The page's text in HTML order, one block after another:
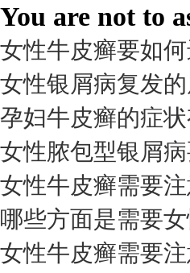
我要咨询我要预约
擅长： 杨成平 互联网门诊主任【医生简介
预约量
6821
You are not to
女性牛皮癣要如
女性银屑病复发
孕妇牛皮癣的症
女性脓包型银屑
女性牛皮癣需要
哪些方面是需要
女性牛皮癣需要